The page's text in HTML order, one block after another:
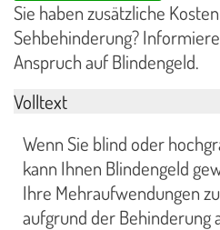
Sie haben zusätzliche
Sehbehinderung?
Anspruch auf Blindengeld.
Volltext
Wenn Sie blind oder
kann Ihnen Blindengeld
Ihre Mehraufwendungen
aufgrund der Behinderung